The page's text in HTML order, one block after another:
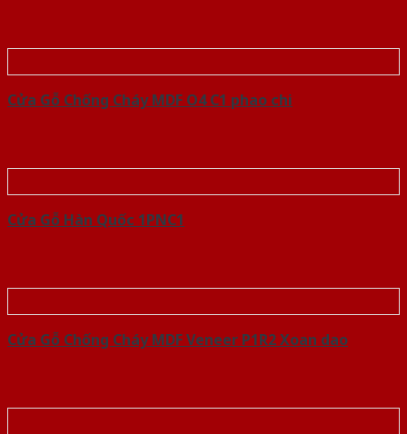
Cửa Gỗ Chống Cháy MDF O4 C1 phao chi
Cửa Gỗ Hàn Quốc 1PNC1
Cửa Gỗ Chống Cháy MDF Veneer P1R2 Xoan dao